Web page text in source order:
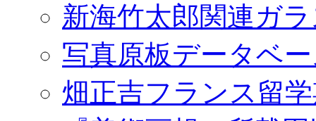
新海竹太郎関連ガ
写真原板データベ
畑正吉フランス留